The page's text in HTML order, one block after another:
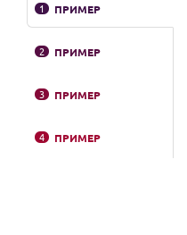
1 ПРИМЕР
2 ПРИМЕР
3 ПРИМЕР
4 ПРИМЕР